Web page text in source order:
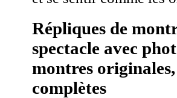
Répliques de
spectacle avec
montres
complètes